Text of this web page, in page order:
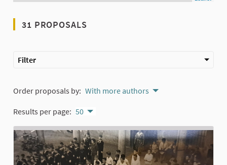
31 PROPOSALS
Filter
Order proposals by: With more authors
Results per page: 50